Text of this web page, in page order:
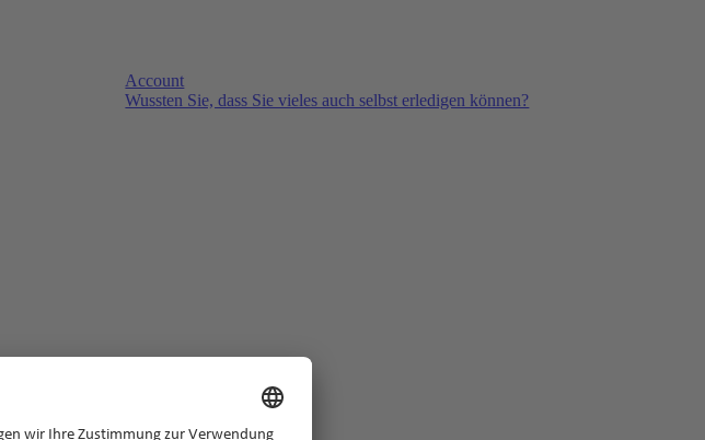
Account
Wussten Sie, dass Sie vieles auch selbst erledigen können?